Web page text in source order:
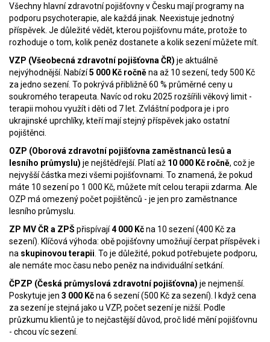
Všechny hlavní zdravotní pojišťovny v Česku mají programy na
podporu psychoterapie, ale každá jinak. Neexistuje jednotný
příspěvek. Je důležité vědět, kterou pojišťovnu máte, protože to
rozhoduje o tom, kolik peněz dostanete a kolik sezení můžete mít.
VZP (Všeobecná zdravotní pojišťovna ČR) je aktuálně
nejvýhodnější. Nabízí5 000 Kč ročněna až 10 sezení, tedy 500 Kč
za jedno sezení. To pokrývá přibližně 60 % průměrné ceny u
soukromého terapeuta. Navíc od roku 2025 rozšířili věkový limit -
terapii mohou využít i děti od 7 let. Zvláštní podpora je i pro
ukrajinské uprchlíky, kteří mají stejný příspěvek jako ostatní
pojištěnci.
OZP (Oborová zdravotní pojišťovna zaměstnanců lesů a
lesního průmyslu) je nejštědřejší. Platí až 10 000 Kč ročně, což je
nejvyšší částka mezi všemi pojišťovnami. To znamená, že pokud
máte 10 sezení po 1 000 Kč, můžete mít celou terapii zdarma. Ale
OZP má omezený počet pojištěnců - je jen pro zaměstnance
lesního průmyslu.
ZP MV ČR a ZPŠ přispívají4 000 Kčna 10 sezení (400 Kč za
sezení). Klíčová výhoda: obě pojišťovny umožňují čerpat příspěvek i
na skupinovou terapii . To je důležité, pokud potřebujete podporu,
ale nemáte moc času nebo peněz na individuální setkání.
ČPZP (Česká průmyslová zdravotní pojišťovna) je nejmenší.
Poskytuje jen 3 000 Kčna 6 sezení (500 Kč za sezení). I když cena
za sezení je stejná jako u VZP, počet sezení je nižší. Podle
průzkumu klientů je to nejčastější důvod, proč lidé mění pojišťovnu
- chcou víc sezení.